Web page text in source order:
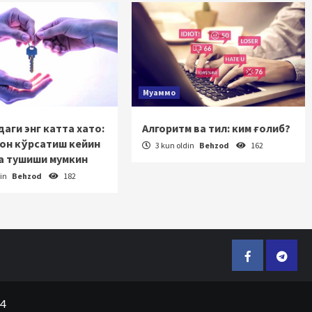
энг катта хато:
кўрсатиш кейин
тушиши мумкин
Behzod 182
Муаммо
Алгоритм ва тил: ким ғолиб?
3 kun oldin Behzod 162
Facebook